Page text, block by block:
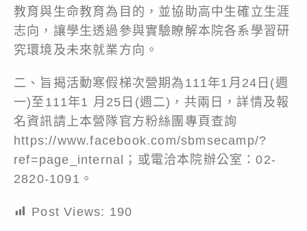
教育與生命教育為目的，並協助高中生確立生涯
志向，讓學生透過參與實驗瞭解本院各系學習研
究環境及未來就業方向。
二、旨揭活動寒假梯次營期為111年1月24日(週
一)至111年1 月25日(週二)，共兩日，詳情及報
名資訊請上本營隊官方粉絲團專頁查詢
https://www.facebook.com/sbmsecamp/?
ref=page_internal ；或電洽本院辦公室：02-
2820-1091。
Post Views: 190